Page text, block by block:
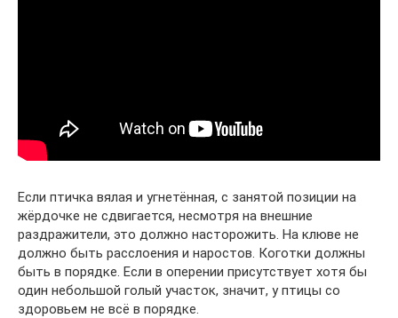
Если птичка вялая и угнетённая, с занятой позиции на
жёрдочке не сдвигается, несмотря на внешние
раздражители, это должно насторожить. На клюве не
должно быть расслоения и наростов. Коготки должны
быть в порядке. Если в оперении присутствует хотя бы
один небольшой голый участок, значит, у птицы со
здоровьем не всё в порядке.